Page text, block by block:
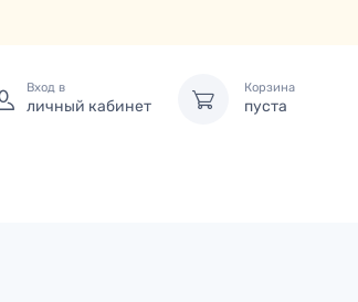
Вход в
личный кабинет
Корзина
пуста